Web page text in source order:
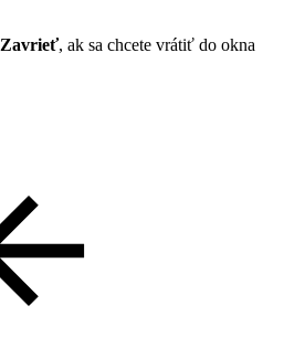
Zavrieť, ak sa chcete vrátiť do okna